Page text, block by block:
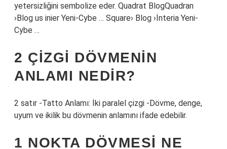
yetersizliğini sembolize eder. Quadrat BlogQuadran
›Blog us inier Yeni-Cybe … Square› Blog ›İnteria Yeni-
Cybe …
2 ÇIZGI DÖVMENIN
ANLAMI NEDIR?
2 satır -Tatto Anlamı: İki paralel çizgi -Dövme, denge,
uyum ve ikilik bu dövmenin anlamını ifade edebilir.
1 NOKTA DÖVMESI NE